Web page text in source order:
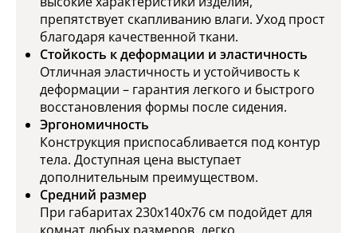
препятствует скапливанию влаги. Уход прост
благодаря качественной ткани.
Стойкость к деформации и эластичность
Отличная эластичность и устойчивость к
деформации – гарантия легкого и быстрого
восстановления формы после сидения.
Эргономичность
Конструкция приспосабливается под контур
тела. Доступная цена выступает
дополнительным преимуществом.
Средний размер
При габаритах 230х140x76 см подойдет для